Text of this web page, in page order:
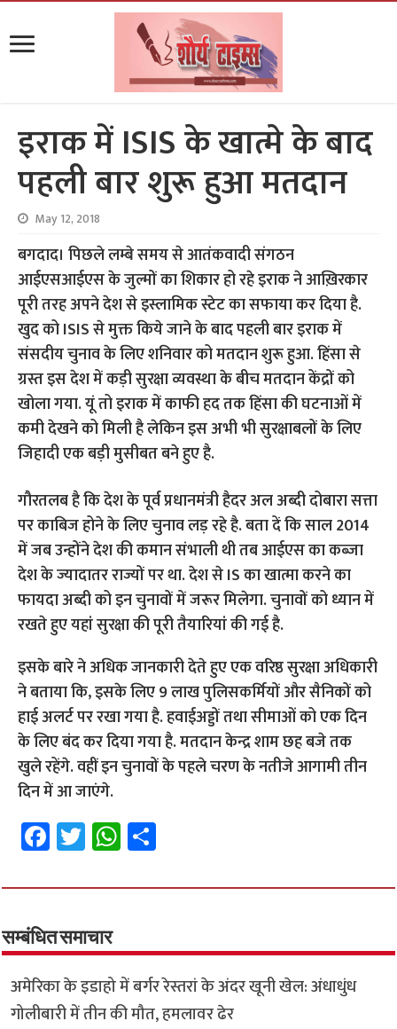
इराक में ISIS के खात्मे के बाद
पहली बार शुरू हुआ मतदान
May 12, 2018
बगदाद। पिछले लम्बे समय से आतंकवादी संगठन
आईएसआईएस के जुल्मों का शिकार हो रहे इराक ने आख़िरकार
पूरी तरह अपने देश से इस्लामिक स्टेट का सफाया कर दिया है.
खुद को ISIS से मुक्त किये जाने के बाद पहली बार इराक में
संसदीय चुनाव के लिए शनिवार को मतदान शुरू हुआ. हिंसा से
ग्रस्त इस देश में कड़ी सुरक्षा व्यवस्था के बीच मतदान केंद्रों को
खोला गया. यूं तो इराक में काफी हद तक हिंसा की घटनाओं में
कमी देखने को मिली है लेकिन इस अभी भी सुरक्षाबलों के लिए
जिहादी एक बड़ी मुसीबत बने हुए है.
गौरतलब है कि देश के पूर्व प्रधानमंत्री हैदर अल अब्दी दोबारा सत्ता
पर काबिज होने के लिए चुनाव लड़ रहे है. बता दें कि साल 2014
में जब उन्होंने देश की कमान संभाली थी तब आईएस का कब्ज़ा
देश के ज्यादातर राज्यों पर था. देश से IS का खात्मा करने का
फायदा अब्दी को इन चुनावों में जरूर मिलेगा. चुनावों को ध्यान में
रखते हुए यहां सुरक्षा की पूरी तैयारियां की गई है.
इसके बारे ने अधिक जानकारी देते हुए एक वरिष्ठ सुरक्षा अधिकारी
ने बताया कि, इसके लिए 9 लाख पुलिसकर्मियों और सैनिकों को
हाई अलर्ट पर रखा गया है. हवाईअड्डों तथा सीमाओं को एक दिन
के लिए बंद कर दिया गया है. मतदान केन्द्र शाम छह बजे तक
खुले रहेंगे. वहीं इन चुनावों के पहले चरण के नतीजे आगामी तीन
दिन में आ जाएंगे.
Fa
ce
b
o
o
k
T
wi
tt
er
W
h
at
p
p
ar
सम्बंधित समाचार
अमेरिका के इडाहो में बर्गर रेस्तरां के अंदर खूनी खेल: अंधाधुंध
गोलीबारी में तीन की मौत, हमलावर ढेर